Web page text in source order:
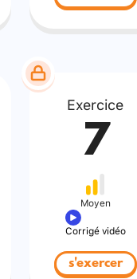
Exercice
7
Moyen
Corrigé vidéo
s'exercer